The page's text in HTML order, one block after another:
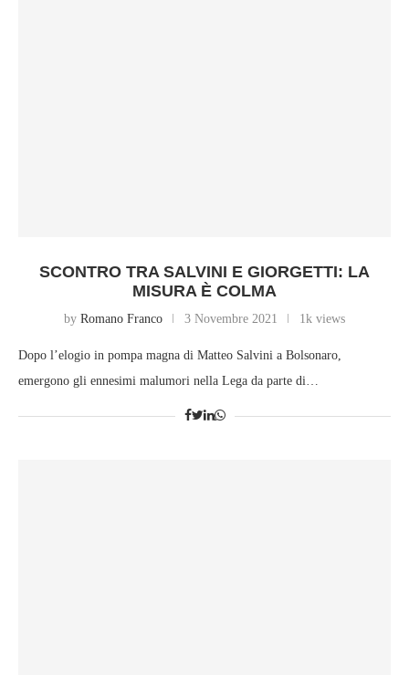
SCONTRO TRA SALVINI E GIORGETTI: LA
MISURA È COLMA
by Romano Franco 3 Novembre 2021 1k views
Dopo l’elogio in pompa magna di Matteo Salvini a Bolsonaro,
emergono gli ennesimi malumori nella Lega da parte di…